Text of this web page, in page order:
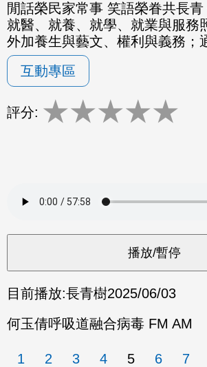
閒話榮民家常事 笑語榮眷共長
就醫、就養、就學、就業與服務
外加養生與藝文、權利與義務；
互動專區
評分: ★★★★★
目前播放:長青樹2025/06/03
何玉倩呼吸道融合病毒 FM AM
1 2 3 4 5 6 7